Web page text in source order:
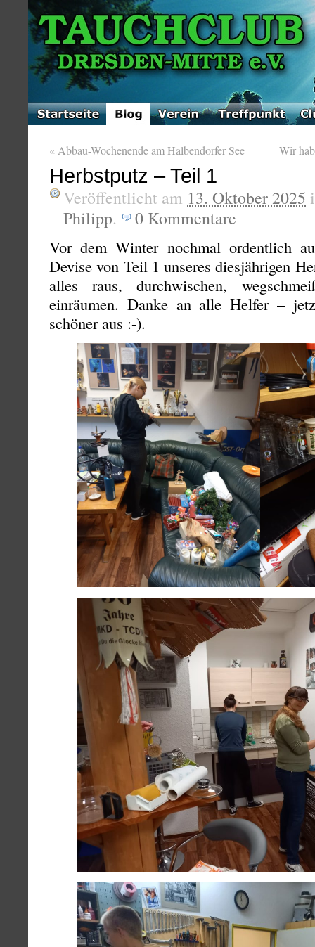
« Abbau-Wochenende am Halbendorfer See Wir
Herbstputz – Teil 1
Veröffentlicht am 13. Oktober 2025
Philipp. 0 Kommentare
Vor dem Winter nochmal ordentlich
Devise von Teil 1 unseres diesjährigen
alles raus, durchwischen,
einräumen. Danke an alle Helfer –
schöner aus :-).